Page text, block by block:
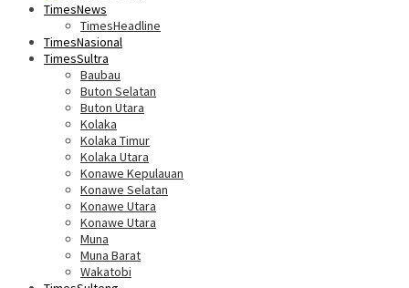
TimesNews
TimesHeadline
TimesNasional
TimesSultra
Baubau
Buton Selatan
Buton Utara
Kolaka
Kolaka Timur
Kolaka Utara
Konawe Kepulauan
Konawe Selatan
Konawe Utara
Konawe Utara
Muna
Muna Barat
Wakatobi